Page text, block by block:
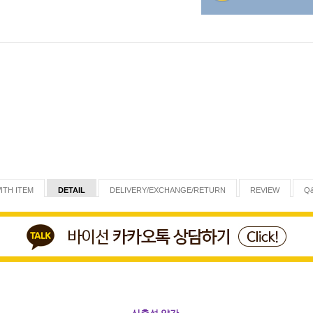
ITEM DETAIL DELIVERY/EXCHANGE/RETURN REVIEW